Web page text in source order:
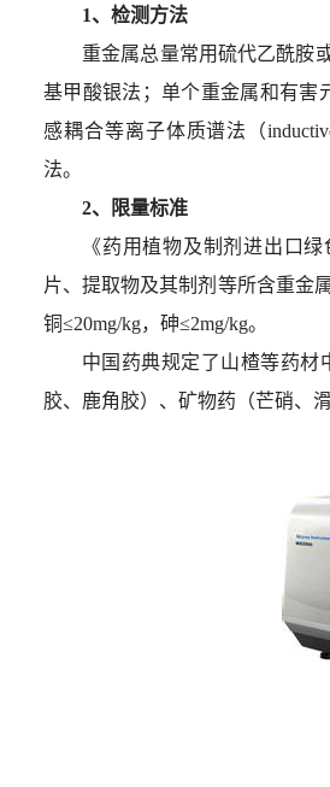
1、检测方法
重金属总量常用硫代乙酰胺
基甲酸银法；单个重金属和有害
感耦合等离子体质谱法（
法。
2、限量标准
《药用植物及制剂进出口
片、提取物及其制剂等所含重金
铜≤20mg/kg，砷≤2mg/kg。
中国药典规定了山楂等药材
胶、鹿角胶）、矿物药（芒硝、